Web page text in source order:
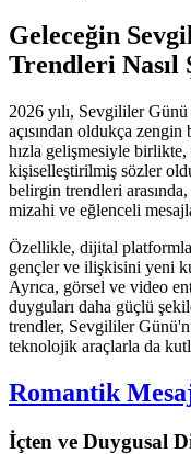
Geleceğin
Trendleri Nasıl
2026 yılı, Sevgililer Günü
açısından oldukça
hızla gelişmesiyle
kişiselleştirilmiş sözler
belirgin trendleri
mizahi ve eğlenceli
Özellikle, dijital
gençler ve ilişkisini yeni
Ayrıca, görsel ve video
duyguları daha güçlü
trendler, Sevgililer
teknolojik araçlarla da
Romantik
İçten ve Duygusal